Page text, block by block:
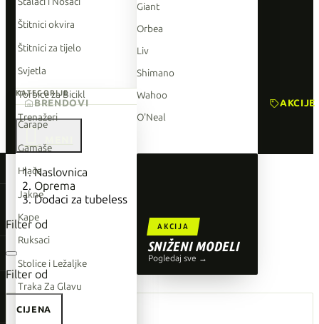
Štitnici okvira
Štitnici za tijelo
Svjetla
Torbice za Bicikl
Trenažeri
Giant
Orbea
Liv
Shimano
Wahoo
Giant
Orbea
Liv
Shimano
Wahoo
O'Neal
AKCIJA
SNIŽENI MODELI
Pogledaj sve →
KATEGORIJE
Čarape
Gamaše
Hlače
Jakne
Kape
Ruksaci
Stolice i Ležaljke
Traka Za Glavu
BRENDOVI AKCIJE

Naslovnica
Oprema
Dodaci za tubeless
Filter od
Filter od
CIJENA